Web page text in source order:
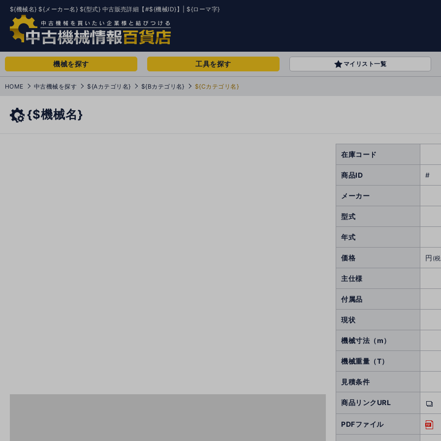
${機械名} ${メーカー名} ${型式} 中古販売詳細【#${機械ID}】| ${ローマ字}
機械を探す 工具を探す マイリスト一覧
HOME 中古機械を探す ${Aカテゴリ名} ${Bカテゴリ名} ${Cカテゴリ名}
{$機械名}
在庫コード
商品ID #
メーカー
型式
年式
価格 円 (
主仕様
付属品
現状
機械寸法（m）
機械重量（T）
見積条件
商品リンクURL
PDFファイル